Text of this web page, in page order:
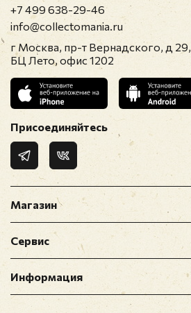
Магазин
Сервис
Информация
+7 499 638-29-46
info@collectomania.ru
г Москва, пр-т Вернадского, д 29,
БЦ Лето, офис 1202
Присоединяйтесь